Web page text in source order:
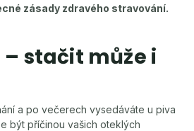
zásady zdravého stravování.
– stačit může i
a po večerech vysedáváte u piva
být příčinou vašich oteklých